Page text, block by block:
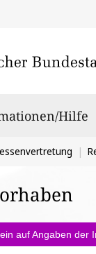
Hilfe
auf Angaben der